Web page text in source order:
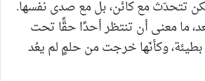
تتحدّث مع كائن، بل مع صدى نفسها.
ما معنى أن تنتظر أحدًا حقًّا تحت
وكأنّها خرجت من حلمٍ لم يعُد